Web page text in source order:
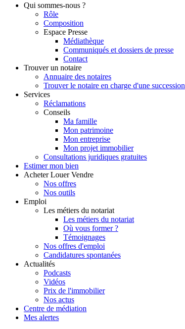
Qui sommes-nous ?
Rôle
Composition
Espace Presse
Médiathèque
Communiqués et dossiers de presse
Contact
Trouver un notaire
Annuaire des notaires
Trouver le notaire en charge d'une succession
Services
Réclamations
Conseils
Ma famille
Mon patrimoine
Mon entreprise
Mon projet immobilier
Consultations juridiques gratuites
Estimer mon bien
Acheter Louer Vendre
Nos offres
Nos outils
Emploi
Les métiers du notariat
Les métiers du notariat
Où vous former ?
Témoignages
Nos offres d'emploi
Candidatures spontanées
Actualités
Podcasts
Vidéos
Prix de l'immobilier
Nos actus
Centre de médiation
Mes alertes